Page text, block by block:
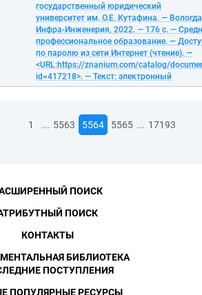
государственный юридический
университет им. О.Е. Кутафина. —
Инфра-Инженерия, 2022. — 176 с. —
профессиональное образование. —
по паролю из сети Интернет (чтение). —
<URL:https://znanium.com/catalog/
id=417218>. — Текст: электронный
1 ... 5563 5564 5565 ... 17193
ПОИСК
ПОИСК
КОНТАКТЫ
БИБЛИОТЕКА
ПОСТУПЛЕНИЯ
ПОПУЛЯРНЫЕ РЕСУРСЫ